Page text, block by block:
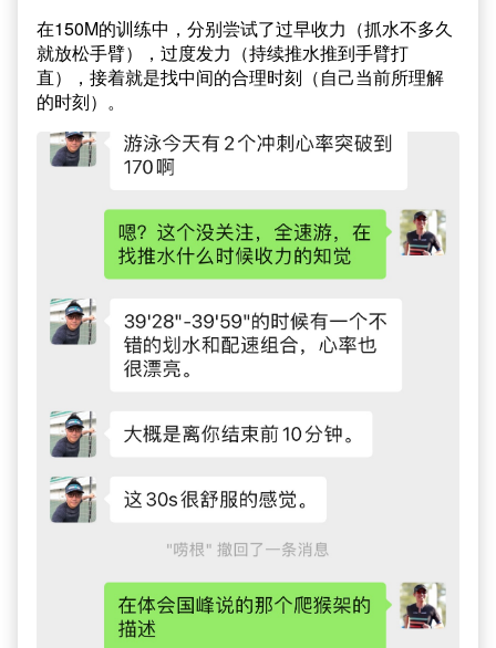
在150M的训练中，分别尝试了过早收力（抓水不多久
就放松手臂），过度发力（持续推水推到手臂打
直），接着就是找中间的合理时刻（自己当前所理解
的时刻）。